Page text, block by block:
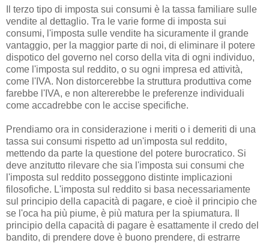
Il terzo tipo di imposta sui consumi è la tassa familiare sulle
vendite al dettaglio. Tra le varie forme di imposta sui
consumi, l'imposta sulle vendite ha sicuramente il grande
vantaggio, per la maggior parte di noi, di eliminare il potere
dispotico del governo nel corso della vita di ogni individuo,
come l'imposta sul reddito, o su ogni impresa ed attività,
come l'IVA. Non distorcerebbe la struttura produttiva come
farebbe l'IVA, e non altererebbe le preferenze individuali
come accadrebbe con le accise specifiche.
Prendiamo ora in considerazione i meriti o i demeriti di una
tassa sui consumi rispetto ad un'imposta sul reddito,
mettendo da parte la questione del potere burocratico. Si
deve anzitutto rilevare che sia l'imposta sui consumi che
l'imposta sul reddito posseggono distinte implicazioni
filosofiche. L'imposta sul reddito si basa necessariamente
sul principio della capacità di pagare, e cioè il principio che
se l'oca ha più piume, è più matura per la spiumatura. Il
principio della capacità di pagare è esattamente il credo del
bandito, di prendere dove è buono prendere, di estrarre